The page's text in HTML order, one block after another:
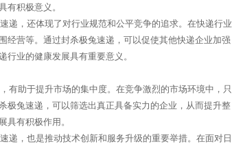
有积极意义。
递，还体现了对行业规范和公平竞争的追求。在快递行业
经营等。通过封杀极兔速递，可以促使其他快递企业加强
行业的健康发展具有重要意义。
有助于提升市场的集中度。在竞争激烈的市场环境中，只
极兔速递，可以筛选出真正具备实力的企业，从而提升整
具有积极作用。
递，也是推动技术创新和服务升级的重要举措。在面对日